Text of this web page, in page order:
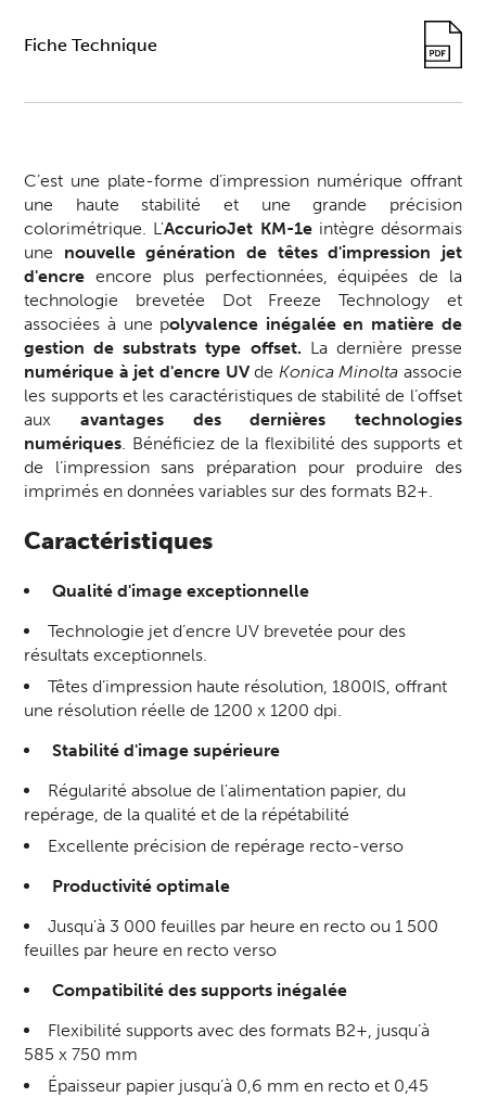
Fiche Technique
C’est une plate-forme d’impression numérique offrant
une haute stabilité et une grande précision
colorimétrique. L'AccurioJet KM-1eintègre désormais
une nouvelle génération de têtes d'impression jet
d'encre encore plus perfectionnées, équipées de la
technologie brevetée Dot Freeze Technology et
associées à une polyvalence inégalée en matière de
gestion de substrats type offset. La dernière presse
numérique à jet d'encre UVde Konica Minolta associe
les supports et les caractéristiques de stabilité de l’offset
aux avantages des dernières technologies
numériques . Bénéficiez de la flexibilité des supports et
de l’impression sans préparation pour produire des
imprimés en données variables sur des formats B2+.
Caractéristiques
Qualité d'image exceptionnelle
Technologie jet d’encre UV brevetée pour des
résultats exceptionnels.
Têtes d’impression haute résolution, 1800IS, offrant
une résolution réelle de 1200 x 1200 dpi.
Stabilité d'image supérieure
Régularité absolue de l'alimentation papier, du
repérage, de la qualité et de la répétabilité
Excellente précision de repérage recto-verso
Productivité optimale
Jusqu'à 3 000 feuilles par heure en recto ou 1 500
feuilles par heure en recto verso
Compatibilité des supports inégalée
Flexibilité supports avec des formats B2+, jusqu’à
585 x 750 mm
Épaisseur papier jusqu’à 0,6 mm en recto et 0,45